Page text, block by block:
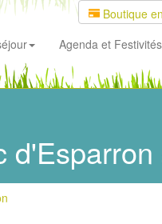
Boutique
Agenda et Festivités
d'Esparron